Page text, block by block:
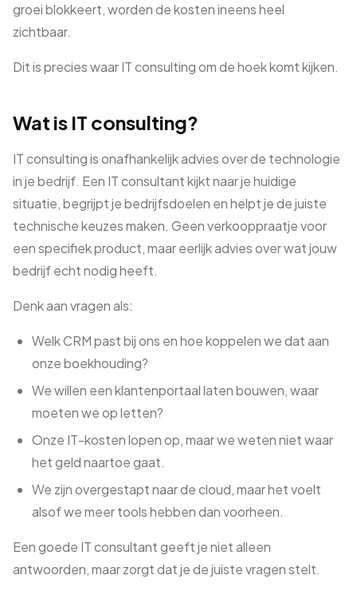
groei blokkeert, worden de kosten ineens heel
zichtbaar.
Dit is precies waar IT consulting om de hoek komt kijken.
Wat is IT consulting?
IT consulting is onafhankelijk advies over de technologie
in je bedrijf. Een IT consultant kijkt naar je huidige
situatie, begrijpt je bedrijfsdoelen en helpt je de juiste
technische keuzes maken. Geen verkooppraatje voor
een specifiek product, maar eerlijk advies over wat jouw
bedrijf echt nodig heeft.
Denk aan vragen als:
Welk CRM past bij ons en hoe koppelen we dat aan
onze boekhouding?
We willen een klantenportaal laten bouwen, waar
moeten we op letten?
Onze IT-kosten lopen op, maar we weten niet waar
het geld naartoe gaat.
We zijn overgestapt naar de cloud, maar het voelt
alsof we meer tools hebben dan voorheen.
Een goede IT consultant geeft je niet alleen
antwoorden, maar zorgt dat je de juiste vragen stelt.